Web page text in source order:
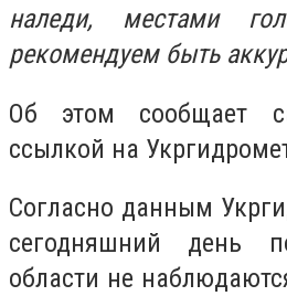
наледи, местами
рекомендуем быть
Об этом сообщает
ссылкой на
Согласно данным
сегодняшний день
области не